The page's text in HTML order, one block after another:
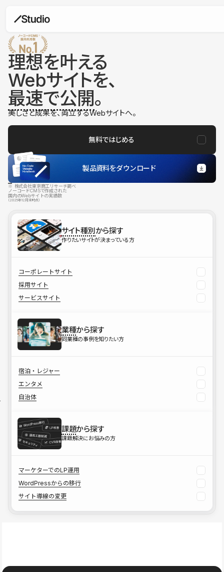
理想を叶える
Webサイトを、
最速で公開。
美しさと成果を、両立するWebサイトへ。
無料ではじめる
製品資料をダウンロード
※ 株式会社東京商工リサーチ調べ
ノーコードCMSで作成された
国内のWebサイトの実績数
（2025年12月末時点）
サイト種別から探す
作りたいサイトが決まっている方
コーポレートサイト
採用サイト
サービスサイト
業種から探す
同業種の事例を知りたい方
宿泊・レジャー
エンタメ
自治体
課題から探す
課題解決にお悩みの方
マーケターでのLP運用
WordPressからの移行
サイト導線の変更